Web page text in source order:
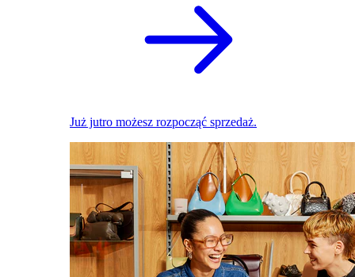
Już jutro możesz rozpocząć sprzedaż.